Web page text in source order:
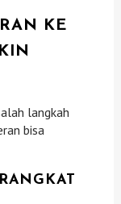
KE
langkah
bisa